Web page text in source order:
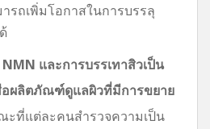
รถเพิ่มโอกาสในการบรรลุ
และการบรรเทาสิวเป็น
ผลิตภัณฑ์ดูแลผิวที่มีการขยาย
ะที่แต่ละคนสำรวจความเป็น